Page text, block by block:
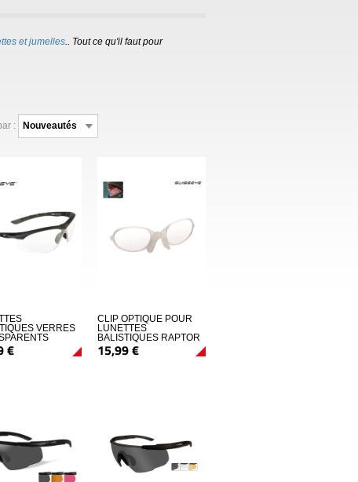
et jumelles.. Tout ce qu'il faut pour
:
VERRES
€
CLIP OPTIQUE POUR
LUNETTES
BALISTIQUES RAPTOR
15,99€